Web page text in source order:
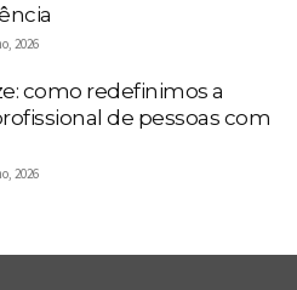
2026
como redefinimos a
de pessoas com
2026